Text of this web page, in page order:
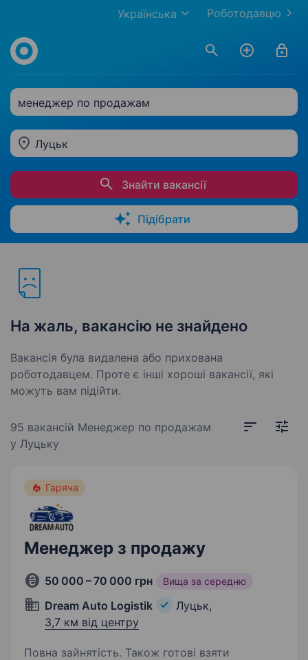
Роботодавцю
Українська
менеджер по продажам
Луцьк
Знайти вакансії
Підібрати
На жаль, вакансію не знайдено
Вакансія була видалена або прихована
роботодавцем. Проте є інші хороші вакансії, які
можуть вам підійти.
95 вакансій Менеджер по продажам
у Луцьку
Гаряча
Менеджер з продажу
50 000 – 70 000 грн Вища за середню
Dream Auto Logistik
Луцьк,
3,7 км від центру
Повна зайнятість. Також готові взяти